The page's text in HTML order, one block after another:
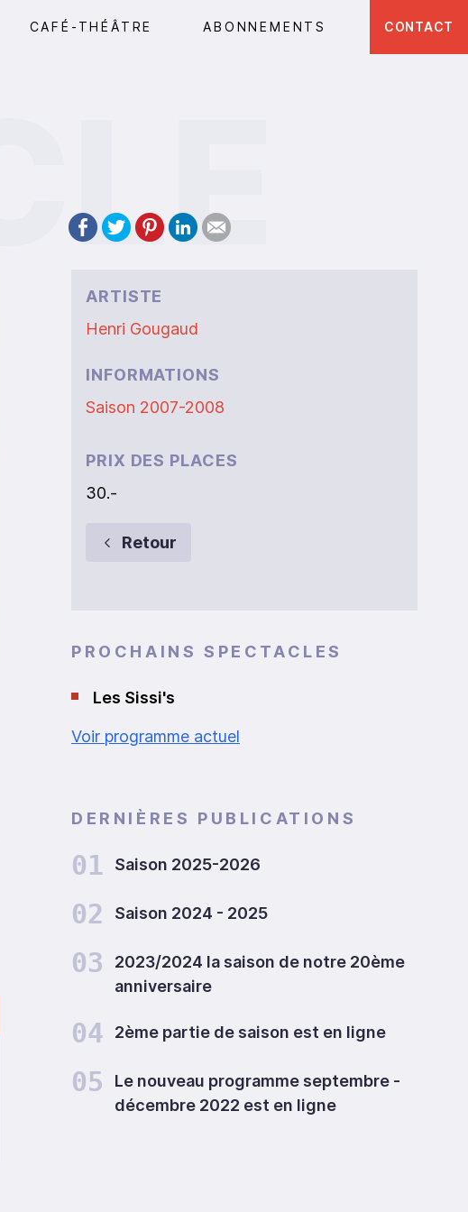
CAFÉ-THÉÂTRE ABONNEMENTS CONTACT
ARTISTE
Henri Gougaud
INFORMATIONS
Saison 2007-2008
PRIX DES PLACES
30.-
Retour
PROCHAINS SPECTACLES
Les Sissi's
Voir programme actuel
DERNIÈRES PUBLICATIONS
01 Saison 2025-2026
02 Saison 2024 - 2025
03
2023/2024 la saison de notre 20ème
anniversaire
04 2ème partie de saison est en ligne
05
Le nouveau programme septembre -
décembre 2022 est en ligne